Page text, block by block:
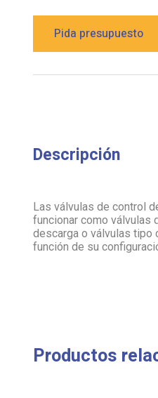
Pida presupuesto
Descripción
Las válvulas de control
funcionar como válvulas
descarga o válvulas tipo
función de su
Productos